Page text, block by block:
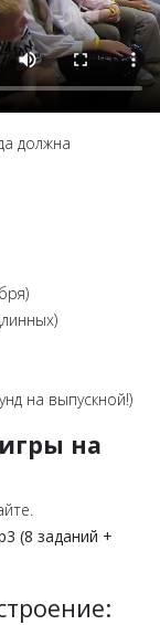
должна
на выпускной!)
на
(8 заданий +